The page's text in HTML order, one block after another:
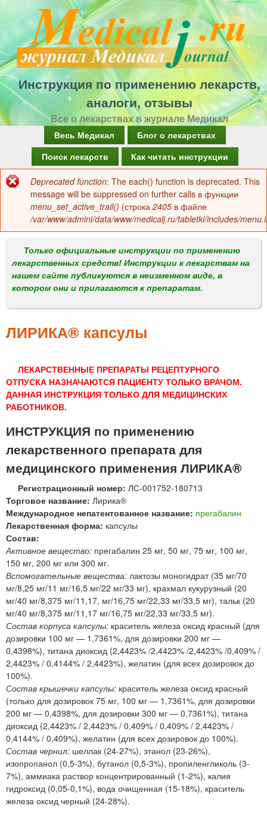
Перейти
к
основному
содержанию
Инструкция по применению лекарств,
аналоги, отзывы
Все о лекарствах в журнале Медикал
а
в
о
м
е
н
Весь Медикал
Блог о лекарствах
Поиск лекарств
Как читать инструкции
Сообщение
об
ошибке
Deprecated function: The each() function is deprecated. This
message will be suppressed on further calls в функции
menu_set_active_trail() (строка 2405 в файле
/var/www/admini/data/www/medicalj.ru/tabletki/includes/
Только официальные инструкции по применению
лекарственных средств! Инструкции к лекарствам на
нашем сайте публикуются в неизменном виде, в
котором они и прилагаются к препаратам.
ЛИРИКА® капсулы
ЛЕКАРСТВЕННЫЕ ПРЕПАРАТЫ РЕЦЕПТУРНОГО
ОТПУСКА НАЗНАЧАЮТСЯ ПАЦИЕНТУ ТОЛЬКО ВРАЧОМ.
ДАННАЯ ИНСТРУКЦИЯ ТОЛЬКО ДЛЯ МЕДИЦИНСКИХ
РАБОТНИКОВ.
ИНСТРУКЦИЯ по применению
лекарственного препарата для
медицинского применения ЛИРИКА®
Регистрационный номер: ЛС-001752-180713
Торговое название: Лирика®
Международное непатентованное название: прегабалин
Лекарственная форма: капсулы
Состав:
Активное вещество: прегабалин 25 мг, 50 мг, 75 мг, 100 мг,
150 мг, 200 мг или 300 мг.
Вспомогательные вещества: лактозы моногидрат (35 мг/70
мг/8,25 мг/11 мг/16,5 мг/22 мг/33 мг), крахмал кукурузный (20
мг/40 мг/8,375 мг/11,17, мг/16,75 мг/22,33 мг/33,5 мг), тальк (20
мг/40 мг/8,375 мг/11,17 мг/16,75 мг/22,33 мг/33,5 мг).
Состав корпуса капсулы: краситель железа оксид красный (для
дозировки 100 мг — 1,7361%, для дозировки 200 мг —
0,4398%), титана диоксид (2,4423% /2,4423% /2,4423% /0,409% /
2,4423% / 0,4144% / 2,4423%), желатин (для всех дозировок до
100%).
Состав крышечки капсулы: краситель железа оксид красный
(только для дозировок 75 мг, 100 мг — 1,7361%, для дозировки
200 мг — 0,4398%, для дозировки 300 мг — 0,7361%), титана
диоксид (2,4423% / 2,4423% / 0,409% / 0,409% / 2,4423% /
0,4144% / 0,409%), желатин (для всех дозировок до 100%).
Состав чернил: шеллак (24-27%), этанол (23-26%),
изопропанол (0,5-3%), бутанол (0,5-3%), пропиленгликоль (3-
7%), аммиака раствор концентрированный (1-2%), калия
гидроксид (0,05-0,1%), вода очищенная (15-18%), краситель
железа оксид черный (24-28%).